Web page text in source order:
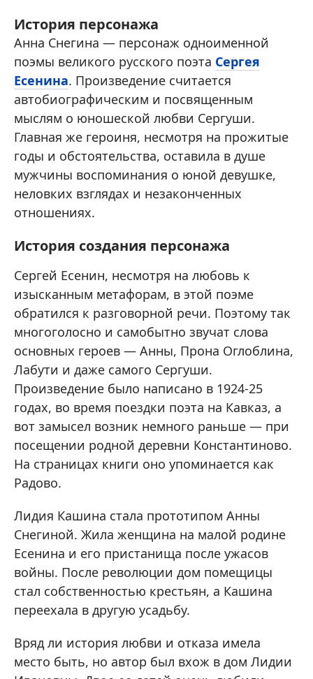
История персонажа
Анна Снегина — персонаж одноименной
поэмы великого русского поэта Сергея
Есенина. Произведение считается
автобиографическим и посвященным
мыслям о юношеской любви Сергуши.
Главная же героиня, несмотря на прожитые
годы и обстоятельства, оставила в душе
мужчины воспоминания о юной девушке,
неловких взглядах и незаконченных
отношениях.
История создания персонажа
Сергей Есенин, несмотря на любовь к
изысканным метафорам, в этой поэме
обратился к разговорной речи. Поэтому так
многоголосно и самобытно звучат слова
основных героев — Анны, Прона Оглоблина,
Лабути и даже самого Сергуши.
Произведение было написано в 1924-25
годах, во время поездки поэта на Кавказ, а
вот замысел возник немного раньше — при
посещении родной деревни Константиново.
На страницах книги оно упоминается как
Радово.
Лидия Кашина стала прототипом Анны
Снегиной. Жила женщина на малой родине
Есенина и его пристанища после ужасов
войны. После революции дом помещицы
стал собственностью крестьян, а Кашина
переехала в другую усадьбу.
Вряд ли история любви и отказа имела
место быть, но автор был вхож в дом Лидии